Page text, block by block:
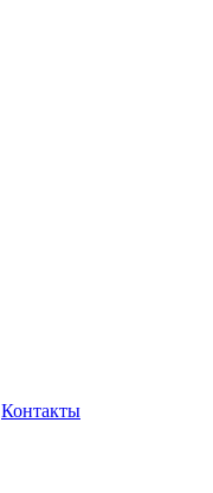
Контакты